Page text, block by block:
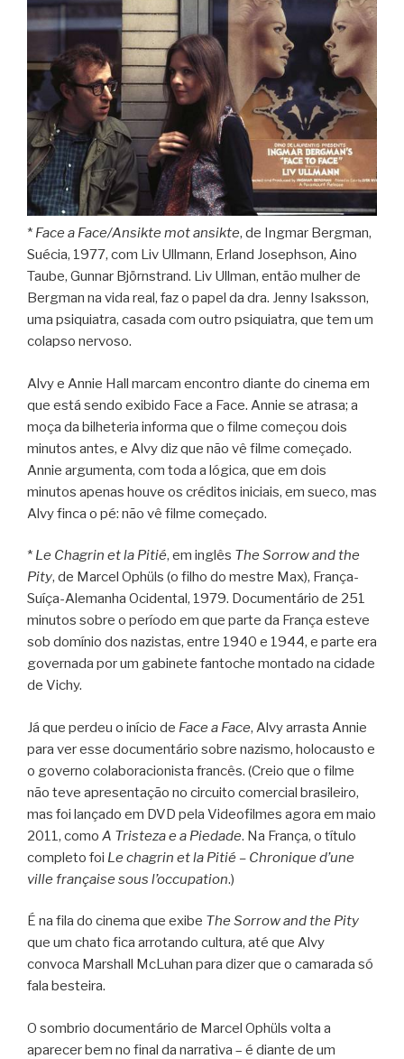
* Face a Face/Ansikte mot ansikte, de Ingmar Bergman,
Suécia, 1977, com Liv Ullmann, Erland Josephson, Aino
Taube, Gunnar Björnstrand. Liv Ullman, então mulher de
Bergman na vida real, faz o papel da dra. Jenny Isaksson,
uma psiquiatra, casada com outro psiquiatra, que tem um
colapso nervoso.
Alvy e Annie Hall marcam encontro diante do cinema em
que está sendo exibido Face a Face. Annie se atrasa; a
moça da bilheteria informa que o filme começou dois
minutos antes, e Alvy diz que não vê filme começado.
Annie argumenta, com toda a lógica, que em dois
minutos apenas houve os créditos iniciais, em sueco, mas
Alvy finca o pé: não vê filme começado.
* Le Chagrin et la Pitié, em inglês The Sorrow and the
Pity, de Marcel Ophüls (o filho do mestre Max), França-
Suíça-Alemanha Ocidental, 1979. Documentário de 251
minutos sobre o período em que parte da França esteve
sob domínio dos nazistas, entre 1940 e 1944, e parte era
governada por um gabinete fantoche montado na cidade
de Vichy.
Já que perdeu o início de Face a Face, Alvy arrasta Annie
para ver esse documentário sobre nazismo, holocausto e
o governo colaboracionista francês. (Creio que o filme
não teve apresentação no circuito comercial brasileiro,
mas foi lançado em DVD pela Videofilmes agora em maio
2011, como A Tristeza e a Piedade. Na França, o título
completo foi Le chagrin et la Pitié – Chronique d’une
ville française sous l’occupation.)
É na fila do cinema que exibe The Sorrow and the Pity
que um chato fica arrotando cultura, até que Alvy
convoca Marshall McLuhan para dizer que o camarada só
fala besteira.
O sombrio documentário de Marcel Ophüls volta a
aparecer bem no final da narrativa – é diante de um